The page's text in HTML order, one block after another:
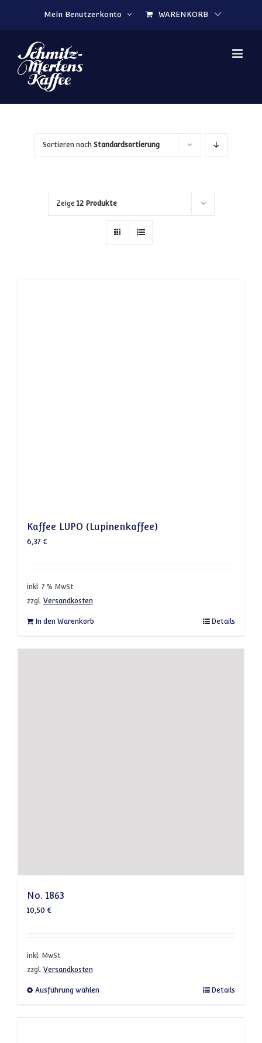
Mein Benutzerkonto
WARENKORB
Sortieren nach Standardsortierung
Zeige 12 Produkte
Kaffee LUPO (Lupinenkaffee)
6,37 €
inkl. 7 % MwSt.
zzgl. Versandkosten
In den Warenkorb Details
No. 1863
10,50 €
inkl. MwSt.
zzgl. Versandkosten
Ausführung wählen Dieses Produkt weist mehrere Varianten
Details